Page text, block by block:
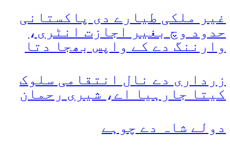
غیر ملکی طیارے دی پاکستانی
حدود وچ بغیر اجازت انٹری،
وارننگ دے کے واپس بھجا دتا
زرداری دے نال انتقامی سلوک
کیتا جارہیا اے، شیری رحمان
دولے شاہ دے چوہے